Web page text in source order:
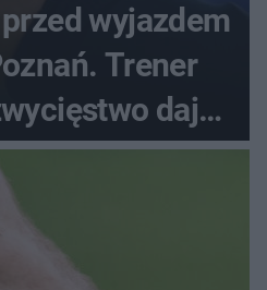
wyjazdem
Trener
daje